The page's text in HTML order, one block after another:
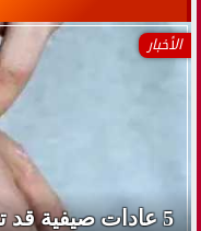
الأخبار
5 عادات صيفية قد